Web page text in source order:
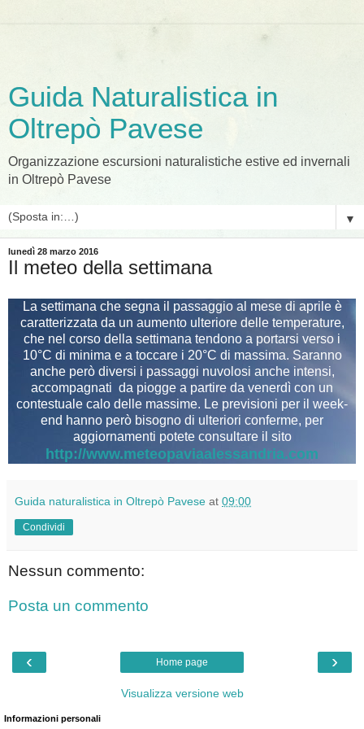
Guida Naturalistica in
Oltrepò Pavese
Organizzazione escursioni naturalistiche estive ed invernali
in Oltrepò Pavese
▼
lunedì 28 marzo 2016
Il meteo della settimana
La settimana che segna il passaggio al mese di aprile è
caratterizzata da un aumento ulteriore delle temperature,
che nel corso della settimana tendono a portarsi verso i
10°C di minima e a toccare i 20°C di massima. Saranno
anche però diversi i passaggi nuvolosi anche intensi,
accompagnati da piogge a partire da venerdì con un
contestuale calo delle massime. Le previsioni per il week-
end hanno però bisogno di ulteriori conferme, per
aggiornamenti potete consultare il sito
http://www.meteopaviaalessandria.com
Guida naturalistica in Oltrepò Pavese at 09:00
Condividi
Nessun commento:
Posta un commento
‹ ›
Home page
Visualizza versione web
Informazioni personali